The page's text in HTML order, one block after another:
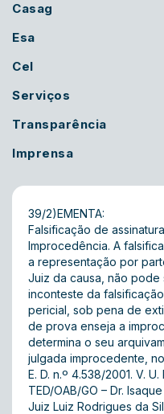
Casag
Esa
Cel
Serviços
Transparência
Imprensa
39/2)EMENTA:
Falsificação de
Improcedência. A
a representação por
Juiz da causa, não
inconteste da
pericial, sob pena de
de prova enseja a
determina o seu
julgada improcedente,
E. D. n.º 4.538/2001. V.
TED/OAB/GO – Dr.
Juiz Luiz Rodrigues da